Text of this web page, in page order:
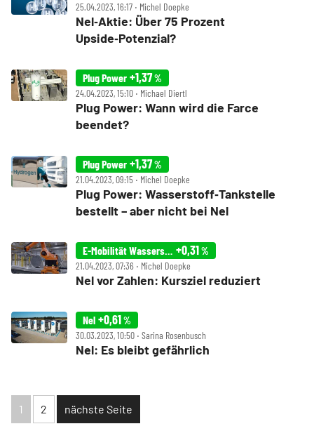
25.04.2023, 16:17 ‧ Michel Doepke
Nel‑Aktie: Über 75 Prozent
Upside‑Potenzial?
Plug Power +1,37%
24.04.2023, 15:10 ‧ Michael Diertl
Plug Power: Wann wird die Farce
beendet?
Plug Power +1,37%
21.04.2023, 09:15 ‧ Michel Doepke
Plug Power: Wasserstoff‑Tankstelle
bestellt – aber nicht bei Nel
E-Mobilität Wasserstoff Index +0,31%
21.04.2023, 07:36 ‧ Michel Doepke
Nel vor Zahlen: Kursziel reduziert
Nel +0,61%
30.03.2023, 10:50 ‧ Sarina Rosenbusch
Nel: Es bleibt gefährlich
1 2 nächste Seite